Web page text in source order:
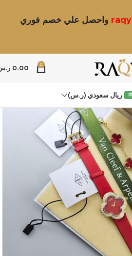
raqy واحصل علي خصم فوري
0
0.00
ريال سعودي (ر.س)